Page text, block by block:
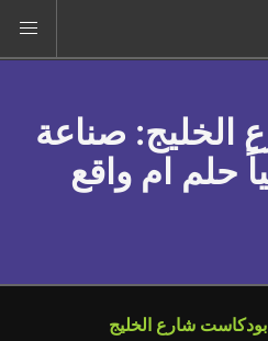
الخليج: صناعة
حلم ام واقع
بودكاست شارع الخليج